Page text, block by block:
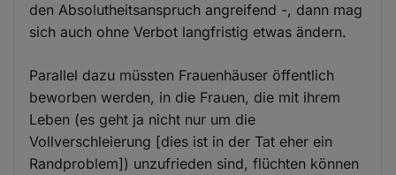
den Absolutheitsanspruch angreifend -, dann mag
sich auch ohne Verbot langfristig etwas ändern.
Parallel dazu müssten Frauenhäuser öffentlich
beworben werden, in die Frauen, die mit ihrem
Leben (es geht ja nicht nur um die
Vollverschleierung [dies ist in der Tat eher ein
Randproblem]) unzufrieden sind, flüchten können